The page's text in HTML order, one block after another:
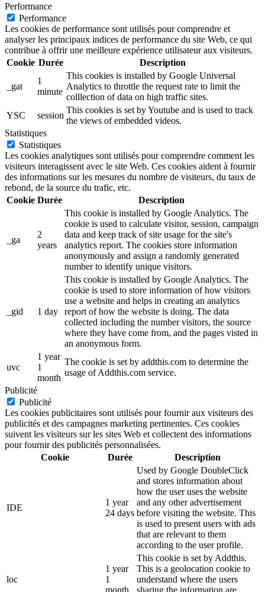
Performance
Performance
Les cookies de performance sont utilisés pour comprendre et
analyser les principaux indices de performance du site Web, ce qui
contribue à offrir une meilleure expérience utilisateur aux visiteurs.
Cookie Durée Description
_gat
1
minute
This cookies is installed by Google Universal
Analytics to throttle the request rate to limit the
colllection of data on high traffic sites.
YSC
session
This cookies is set by Youtube and is used to track
the views of embedded videos.
Statistiques
Statistiques
Les cookies analytiques sont utilisés pour comprendre comment les
visiteurs interagissent avec le site Web. Ces cookies aident à fournir
des informations sur les mesures du nombre de visiteurs, du taux de
rebond, de la source du trafic, etc.
Cookie Durée Description
_ga
2
years
This cookie is installed by Google Analytics. The
cookie is used to calculate visitor, session, campaign
data and keep track of site usage for the site's
analytics report. The cookies store information
anonymously and assign a randomly generated
number to identify unique visitors.
_gid 1 day
This cookie is installed by Google Analytics. The
cookie is used to store information of how visitors
use a website and helps in creating an analytics
report of how the website is doing. The data
collected including the number visitors, the source
where they have come from, and the pages visted in
an anonymous form.
uvc
1 year
1
month
The cookie is set by addthis.com to determine the
usage of Addthis.com service.
Publicité
Publicité
Les cookies publicitaires sont utilisés pour fournir aux visiteurs des
publicités et des campagnes marketing pertinentes. Ces cookies
suivent les visiteurs sur les sites Web et collectent des informations
pour fournir des publicités personnalisées.
Cookie
Durée Description
IDE
1 year
24 days
Used by Google DoubleClick
and stores information about
how the user uses the website
and any other advertisement
before visiting the website. This
is used to present users with ads
that are relevant to them
according to the user profile.
loc
1 year
1
This cookie is set by Addthis.
This is a geolocation cookie to
understand where the users